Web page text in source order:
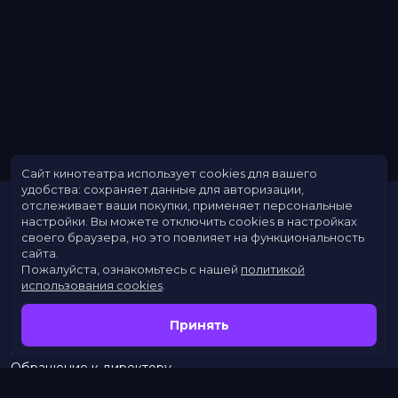
Расписание
Скоро в кино
Заведения
Обращение к директору
Сайт кинотеатра использует cookies для вашего
удобства: сохраняет данные для авторизации,
отслеживает ваши покупки, применяет персональные
настройки. Вы можете отключить cookies в настройках
своего браузера, но это повлияет на функциональность
сайта.
Пожалуйста, ознакомьтесь с нашей политикой
использования cookies
Принять